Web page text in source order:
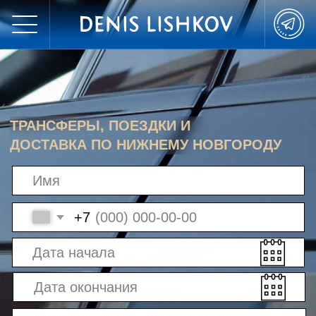
ТРАНСФЕРЫ, ПОЕЗДКИ И
ДОСТАВКА ПО НИЖНЕМУ НОВГОРОДУ
Выберите класс
автомобиля: